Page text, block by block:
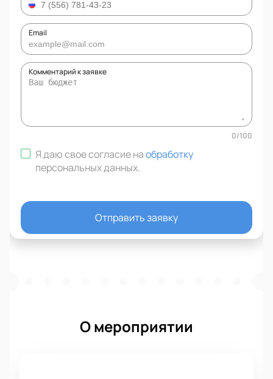
Email
Комментарий к заявке
0/100
Я даю свое согласие наобработку
персональных данных.
Отправить заявку
О мероприятии